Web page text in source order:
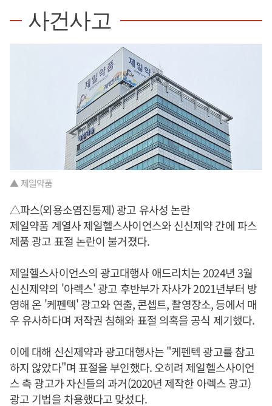
사건사고
▲ 제일약품
△파스(외용소염진통제) 광고 유사성 논란
제일약품 계열사 제일헬스사이언스와 신신제약 간에 파스
제품 광고 표절 논란이 불거졌다.
제일헬스사이언스의 광고대행사 애드리치는 2024년 3월
신신제약의 '아렉스' 광고 후반부가 자사가 2021년부터 방
영해 온 '케펜텍' 광고와 연출, 콘셉트, 촬영장소, 등에서 매
우 유사하다며 저작권 침해와 표절 의혹을 공식 제기했다.
이에 대해 신신제약과 광고대행사는 "케펜텍 광고를 참고
하지 않았다"며 표절을 부인했다. 오히려 제일헬스사이언
스 측 광고가 자신들의 과거(2020년 제작한 아렉스 광고)
광고 기법을 차용했다고 맞섰다.